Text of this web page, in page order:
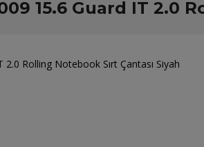
15.6 Guard IT 2.0